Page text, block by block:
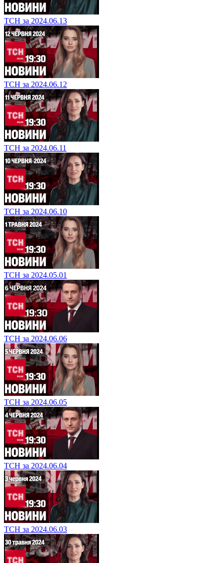
ТСН за 2024.06.13
ТСН за 2024.06.12
ТСН за 2024.06.11
ТСН за 2024.06.10
ТСН за 2024.05.01
ТСН за 2024.06.06
ТСН за 2024.06.05
ТСН за 2024.06.04
ТСН за 2024.06.03